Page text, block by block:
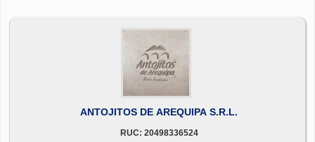
ANTOJITOS DE AREQUIPA S.R.L.
RUC: 20498336524